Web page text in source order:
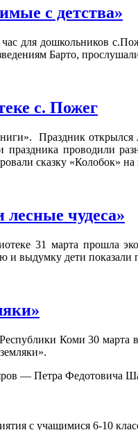
с детства»
для дошкольников
Барто,
с. Пожег
Праздник
проводили
сказку «Колобок»
чудеса»
31 марта прошла
выдумку дети
Коми 30 марта
— Петра Федотовича
с учащимися 6-10